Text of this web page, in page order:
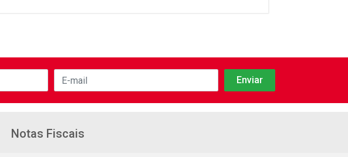
Notas Fiscais